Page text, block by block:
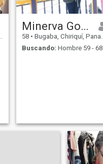
Minerva González
58 • Bugaba, Chiriquí, Panamá
Buscando: Hombre 59 - 68